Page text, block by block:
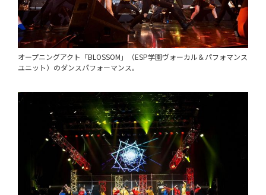
オープニングアクト「BLOSSOM」（ESP学園ヴォーカル＆パフォマンス
ユニット）のダンスパフォーマンス。